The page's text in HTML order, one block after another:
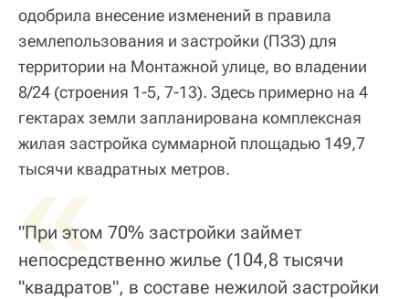
одобрила внесение изменений в правила
землепользования и застройки (ПЗЗ) для
территории на Монтажной улице, во владении
8/24 (строения 1-5, 7-13). Здесь примерно на 4
гектарах земли запланирована комплексная
жилая застройка суммарной площадью 149,7
тысячи квадратных метров.
«
"При этом 70% застройки займет
непосредственно жилье (104,8 тысячи
"квадратов", в составе нежилой застройки